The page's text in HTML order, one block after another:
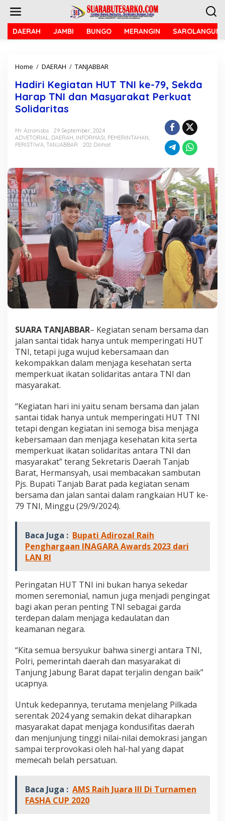
DAERAH JAMBI BUNGO MERANGIN SAROLANGUN
Home / DAERAH / TANJABBAR
d
i
r
g
i
t
a
T
N
I
k
e
7
9
,
S
e
d
a
H
a
r
a
I
d
a
n
M
a
s
y
a
r
a
k
P
e
a
t
S
a
r
i
t
Hadiri Kegiatan HUT TNI ke-79, Sekda
Harap TNI dan Masyarakat Perkuat
Solidaritas
Mr Azronisbs
29 September, 2024
ADVETORIAL, DAERAH, INFORMASI, PEMERINTAHAN,
PERISTIWA, TANJABBAR 202 Dilihat
SUARA TANJABBAR– Kegiatan senam bersama dan
jalan santai tidak hanya untuk memperingati HUT
TNI, tetapi juga wujud kebersamaan dan
kekompakkan dalam menjaga kesehatan serta
memperkuat ikatan solidaritas antara TNI dan
masyarakat.
“Kegiatan hari ini yaitu senam bersama dan jalan
santai tidak hanya untuk memperingati HUT TNI
tetapi dengan kegiatan ini semoga bisa menjaga
kebersamaan dan menjaga kesehatan kita serta
memperkuat ikatan solidaritas antara TNI dan
masyarakat” terang Sekretaris Daerah Tanjab
Barat, Hermansyah, usai membacakan sambutan
Pjs. Bupati Tanjab Barat pada kegiatan senam
bersama dan jalan santai dalam rangkaian HUT ke-
79 TNI, Minggu (29/9/2024).
Baca Juga : Bupati Adirozal Raih
Penghargaan INAGARA Awards 2023 dari
LAN RI
Peringatan HUT TNI ini bukan hanya sekedar
momen seremonial, namun juga menjadi pengingat
bagi akan peran penting TNI sebagai garda
terdepan dalam menjaga kedaulatan dan
keamanan negara.
“Kita semua bersyukur bahwa sinergi antara TNI,
Polri, pemerintah daerah dan masyarakat di
Tanjung Jabung Barat dapat terjalin dengan baik”
ucapnya.
Untuk kedepannya, terutama menjelang Pilkada
serentak 2024 yang semakin dekat diharapkan
masyarakat dapat menjaga kondusifitas daerah
dan menjunjung tinggi nilai-nilai demokrasi jangan
sampai terprovokasi oleh hal-hal yang dapat
memecah belah persatuan.
Baca Juga : AMS Raih Juara III Di Turnamen
FASHA CUP 2020